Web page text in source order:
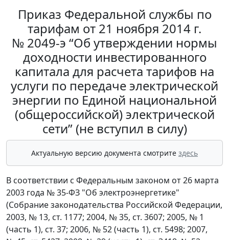
Приказ Федеральной службы по
тарифам от 21 ноября 2014 г.
№ 2049-э “Об утверждении нормы
доходности инвестированного
капитала для расчета тарифов на
услуги по передаче электрической
энергии по Единой национальной
(общероссийской) электрической
сети” (не вступил в силу)
Актуальную версию документа смотрите здесь
В соответствии с Федеральным законом от 26 марта
2003 года № 35-ФЗ "Об электроэнергетике"
(Собрание законодательства Российской Федерации,
2003, № 13, ст. 1177; 2004, № 35, ст. 3607; 2005, № 1
(часть 1), ст. 37; 2006, № 52 (часть 1), ст. 5498; 2007,